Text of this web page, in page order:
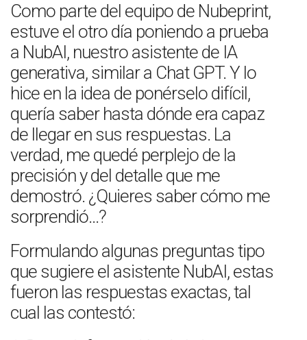
Como parte del equipo de Nubeprint,
estuve el otro día poniendo a prueba
a NubAI, nuestro asistente de IA
generativa, similar a Chat GPT. Y lo
hice en la idea de ponérselo difícil,
quería saber hasta dónde era capaz
de llegar en sus respuestas. La
verdad, me quedé perplejo de la
precisión y del detalle que me
demostró. ¿Quieres saber cómo me
sorprendió…?
Formulando algunas preguntas tipo
que sugiere el asistente NubAI, estas
fueron las respuestas exactas, tal
cual las contestó: